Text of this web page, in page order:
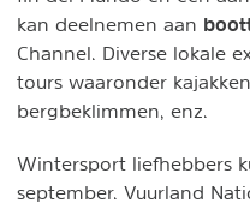
kan deelnemen aan
Channel. Diverse lokale
tours waaronder
bergbeklimmen, enz.
Wintersport liefhebbers
september. Vuurland